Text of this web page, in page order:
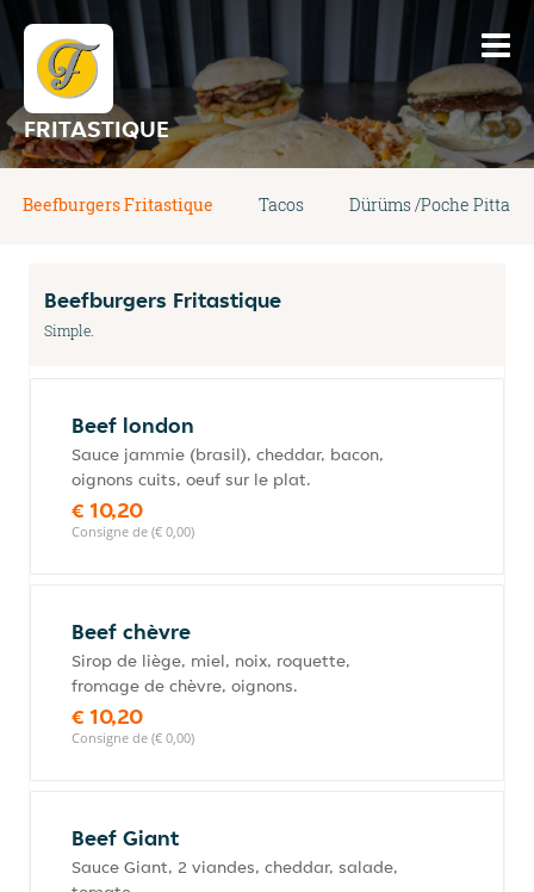
FRITASTIQUE
Beefburgers Fritastique Tacos Dürüms /Poche Pitta
Beefburgers Fritastique
Simple.
Beef london
Sauce jammie (brasil), cheddar, bacon,
oignons cuits, oeuf sur le plat.
€ 10,20
Consigne de (€ 0,00)
Beef chèvre
Sirop de liège, miel, noix, roquette,
fromage de chèvre, oignons.
€ 10,20
Consigne de (€ 0,00)
Beef Giant
Sauce Giant, 2 viandes, cheddar, salade,